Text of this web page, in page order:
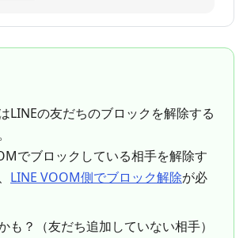
LINEの友だちのブロックを解除する
でブロックしている相手を解除す
LINE VOOM側でブロック解除が必
も？（友だち追加していない相手）